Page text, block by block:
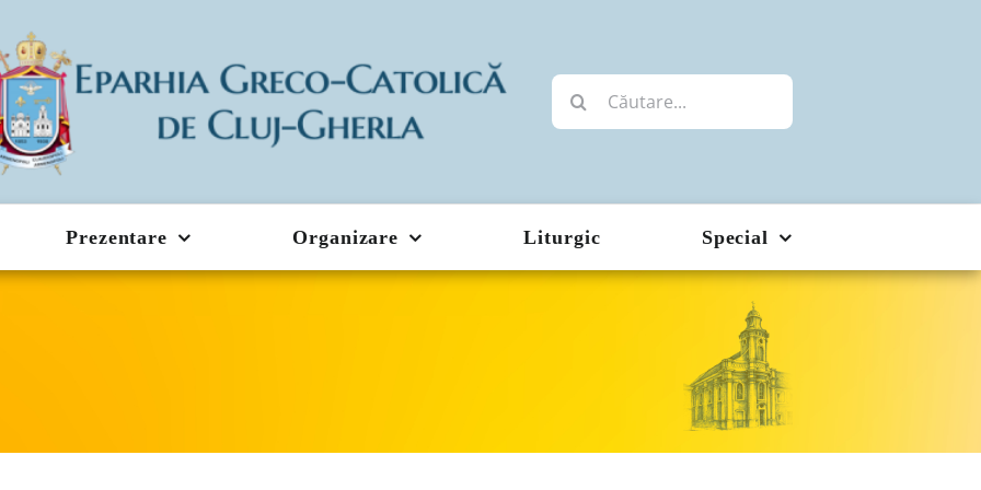
Cautare...
Prezentare Organizare Liturgic Special